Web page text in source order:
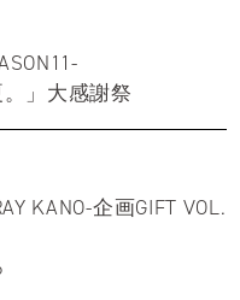
。」大感謝祭
KANO-企画GIFT VOL.